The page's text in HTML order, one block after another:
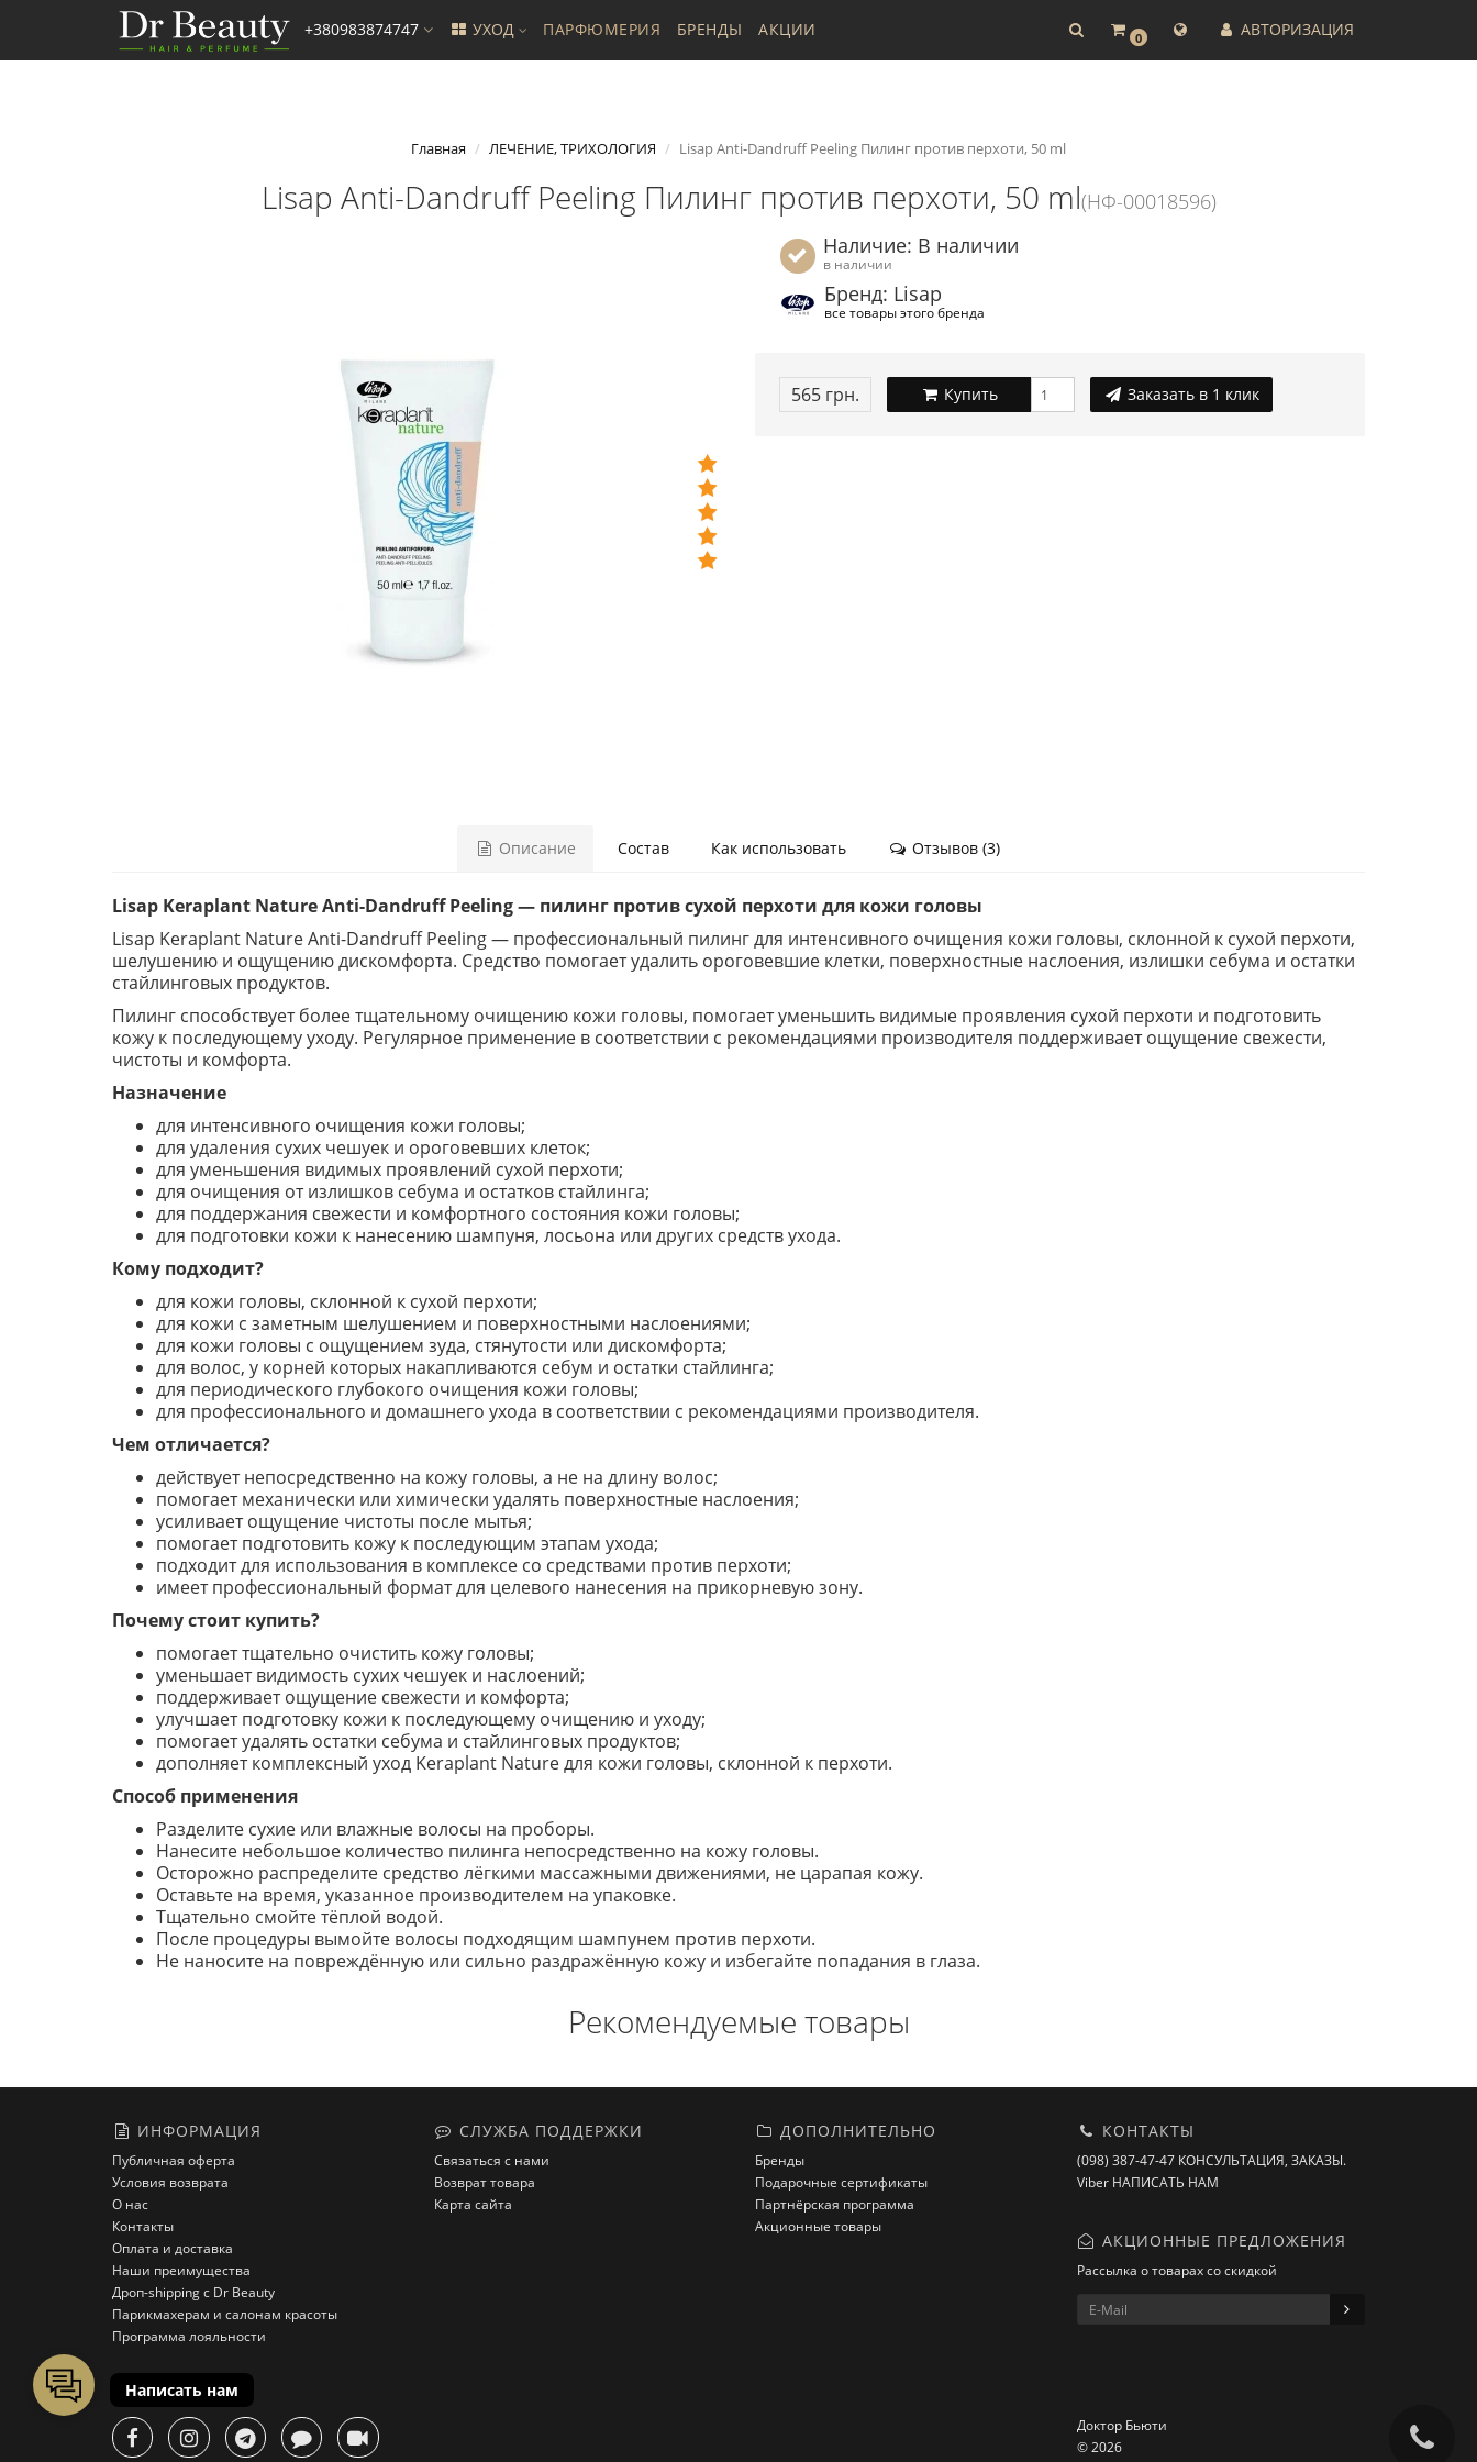
0 АВТОРИЗАЦИЯ
+380983874747 УХОД ПАРФЮМЕРИЯ БРЕНДЫ АКЦИИ
Главная ЛЕЧЕНИЕ, ТРИХОЛОГИЯ Lisap Аnti-Dandruff Peeling Пилинг против перхоти, 50 ml
Lisap Аnti-Dandruff Peeling Пилинг против перхоти, 50 ml(НФ-00018596)
Наличие: В наличии
в наличии
Бренд: Lisap
все товары этого бренда
565 грн. Купить Заказать в 1 клик
Описание Состав Как использовать Отзывов (3)
Lisap Keraplant Nature Anti-Dandruff Peeling — пилинг против сухой перхоти для кожи головы
Lisap Keraplant Nature Anti-Dandruff Peeling — профессиональный пилинг для интенсивного очищения кожи головы, склонной к сухой перхоти,
шелушению и ощущению дискомфорта. Средство помогает удалить ороговевшие клетки, поверхностные наслоения, излишки себума и остатки
стайлинговых продуктов.
Пилинг способствует более тщательному очищению кожи головы, помогает уменьшить видимые проявления сухой перхоти и подготовить
кожу к последующему уходу. Регулярное применение в соответствии с рекомендациями производителя поддерживает ощущение свежести,
чистоты и комфорта.
Назначение
для интенсивного очищения кожи головы;
для удаления сухих чешуек и ороговевших клеток;
для уменьшения видимых проявлений сухой перхоти;
для очищения от излишков себума и остатков стайлинга;
для поддержания свежести и комфортного состояния кожи головы;
для подготовки кожи к нанесению шампуня, лосьона или других средств ухода.
Кому подходит?
для кожи головы, склонной к сухой перхоти;
для кожи с заметным шелушением и поверхностными наслоениями;
для кожи головы с ощущением зуда, стянутости или дискомфорта;
для волос, у корней которых накапливаются себум и остатки стайлинга;
для периодического глубокого очищения кожи головы;
для профессионального и домашнего ухода в соответствии с рекомендациями производителя.
Чем отличается?
действует непосредственно на кожу головы, а не на длину волос;
помогает механически или химически удалять поверхностные наслоения;
усиливает ощущение чистоты после мытья;
помогает подготовить кожу к последующим этапам ухода;
подходит для использования в комплексе со средствами против перхоти;
имеет профессиональный формат для целевого нанесения на прикорневую зону.
Почему стоит купить?
помогает тщательно очистить кожу головы;
уменьшает видимость сухих чешуек и наслоений;
поддерживает ощущение свежести и комфорта;
улучшает подготовку кожи к последующему очищению и уходу;
помогает удалять остатки себума и стайлинговых продуктов;
дополняет комплексный уход Keraplant Nature для кожи головы, склонной к перхоти.
Способ применения
Разделите сухие или влажные волосы на проборы.
Нанесите небольшое количество пилинга непосредственно на кожу головы.
Осторожно распределите средство лёгкими массажными движениями, не царапая кожу.
Оставьте на время, указанное производителем на упаковке.
Тщательно смойте тёплой водой.
После процедуры вымойте волосы подходящим шампунем против перхоти.
Не наносите на повреждённую или сильно раздражённую кожу и избегайте попадания в глаза.
Рекомендуемые товары
ИНФОРМАЦИЯ
Публичная оферта
Условия возврата
О нас
Контакты
Оплата и доставка
Наши преимущества
Дроп-shipping с Dr Beauty
Парикмахерам и салонам красоты
Программа лояльности
СЛУЖБА ПОДДЕРЖКИ
Связаться с нами
Возврат товара
Карта сайта
ДОПОЛНИТЕЛЬНО
Бренды
Подарочные сертификаты
Партнёрская программа
Акционные товары
КОНТАКТЫ
(098) 387-47-47 КОНСУЛЬТАЦИЯ, ЗАКАЗЫ.
Viber НАПИСАТЬ НАМ
АКЦИОННЫЕ ПРЕДЛОЖЕНИЯ
Рассылка о товарах со скидкой
Доктор Бьюти
© 2026